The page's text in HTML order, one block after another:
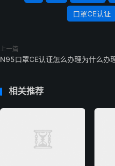
口罩CE认证
上一篇
N95口罩CE认证怎么办理为什么办
相关推荐